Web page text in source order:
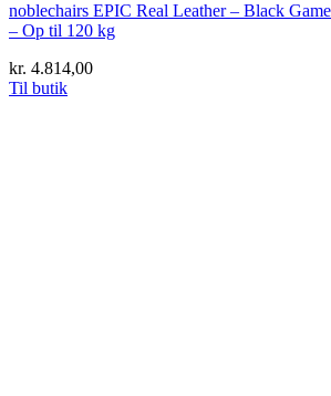
noblechairs EPIC Real Leather – Black
– Op til 120 kg
kr. 4.814,00
Til butik